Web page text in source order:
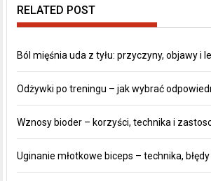
RELATED POST
Ból mięśnia uda z tyłu: przyczyny, objawy i
Odżywki po treningu – jak wybrać
Wznosy bioder – korzyści, technika i
Uginanie młotkowe biceps – technika,